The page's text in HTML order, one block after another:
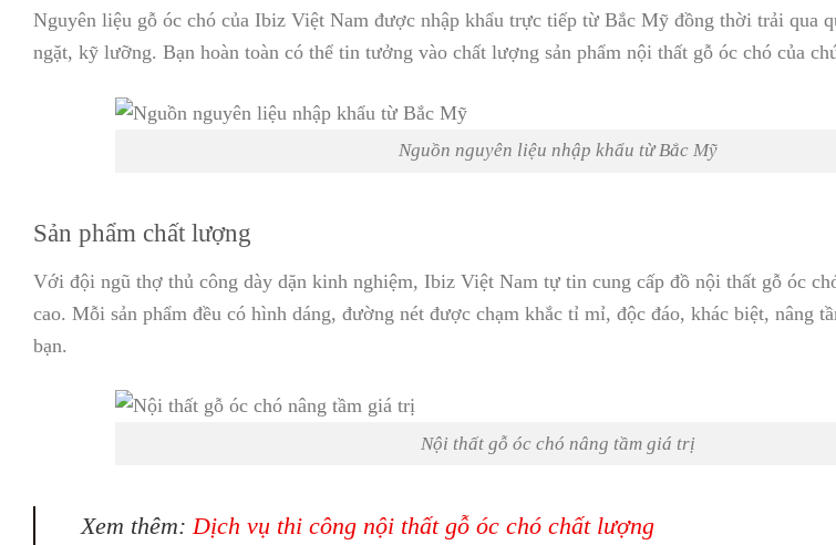
Nguyên liệu gỗ óc chó của Ibiz Việt Nam được nhập khẩu trực tiếp từ Bắc Mỹ đồng thời trải qua
ngặt, kỹ lưỡng. Bạn hoàn toàn có thể tin tưởng vào chất lượng sản phẩm nội thất gỗ óc chó của
Nguồn nguyên liệu nhập khẩu từ Bắc Mỹ
Sản phẩm chất lượng
Với đội ngũ thợ thủ công dày dặn kinh nghiệm, Ibiz Việt Nam tự tin cung cấp đồ nội thất gỗ óc
cao. Mỗi sản phẩm đều có hình dáng, đường nét được chạm khắc tỉ mỉ, độc đáo, khác biệt, nâng
bạn.
Nội thất gỗ óc chó nâng tầm giá trị
Xem thêm:Dịch vụ thi công nội thất gỗ óc chó chất lượng